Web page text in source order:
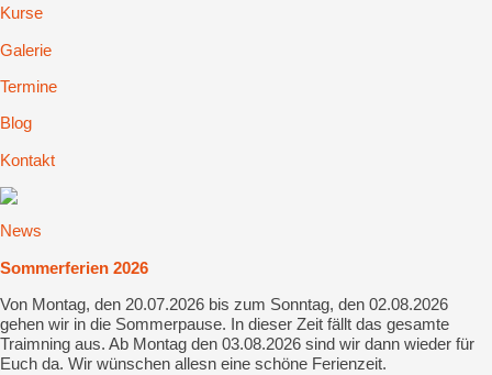
Kurse
Galerie
Termine
Blog
Kontakt
News
Sommerferien 2026
Von Montag, den 20.07.2026 bis zum Sonntag, den 02.08.2026
gehen wir in die Sommerpause. In dieser Zeit fällt das gesamte
Traimning aus. Ab Montag den 03.08.2026 sind wir dann wieder für
Euch da. Wir wünschen allesn eine schöne Ferienzeit.